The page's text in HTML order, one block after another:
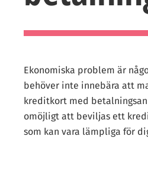
Ekonomiska problem är
behöver inte innebära att
kreditkort med
omöjligt att beviljas ett
som kan vara lämpliga för